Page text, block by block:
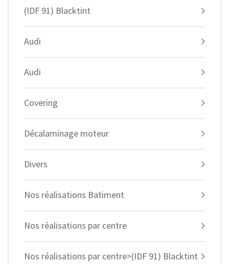
(IDF 91) Blacktint
Audi
Audi
Covering
Décalaminage moteur
Divers
Nos réalisations Batiment
Nos réalisations par centre
Nos réalisations par centre>(IDF 91) Blacktint